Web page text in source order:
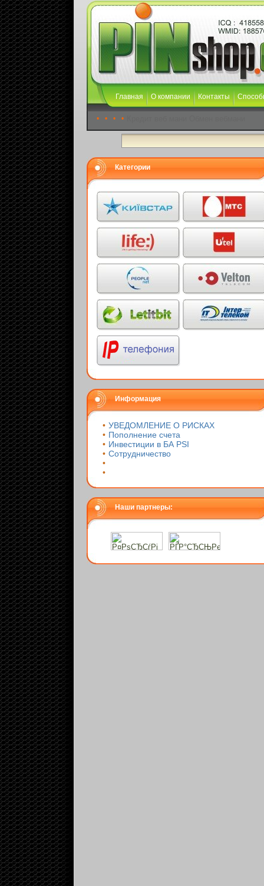
Главная О компании Контакты
• • • •
Категории
Информация
• УВЕДОМЛЕНИЕ О РИСКАХ
• Пополнение счета
• Инвестиции в БА PSI
• Сотрудничество
•
•
Наши партнеры: